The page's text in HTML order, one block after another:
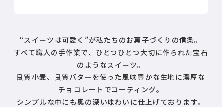
“スイーツは可愛く”が私たちのお菓子づくりの信条。
すべて職人の手作業で、ひとつひとつ大切に作られた宝石
のようなスイーツ。
良質小麦、良質バターを使った風味豊かな生地に濃厚な
チョコレートでコーティング。
シンプルな中にも奥の深い味わいに仕上げております。